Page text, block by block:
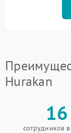
Hurakan
16
сотрудников